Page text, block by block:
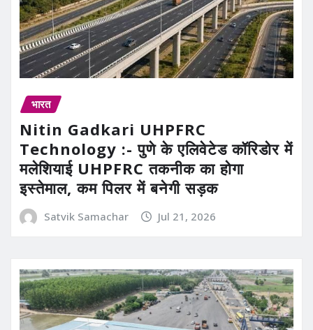
भारत
Nitin Gadkari UHPFRC
Technology :- पुणे के एलिवेटेड कॉरिडोर में
मलेशियाई UHPFRC तकनीक का होगा
इस्तेमाल, कम पिलर में बनेगी सड़क
Satvik Samachar Jul 21, 2026